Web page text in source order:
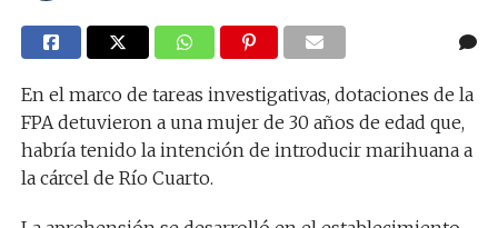
En el marco de tareas investigativas, dotaciones de la
FPA detuvieron a una mujer de 30 años de edad que,
habría tenido la intención de introducir marihuana a
la cárcel de Río Cuarto.